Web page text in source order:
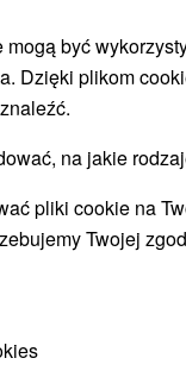
oblasti pri jazere, na
Disponuje 30...
Tomino Banská
Štiavnica
być
Dzięki plikom
na jakie
pliki cookie na
Twojej